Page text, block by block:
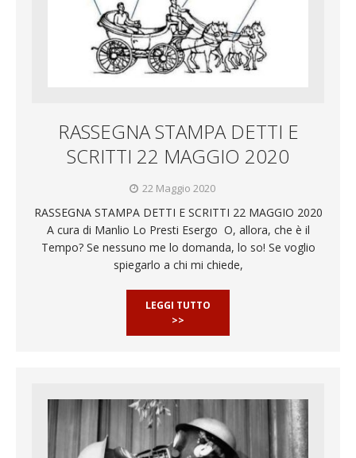
RASSEGNA STAMPA DETTI E
SCRITTI 22 MAGGIO 2020
22 Maggio 2020
RASSEGNA STAMPA DETTI E SCRITTI 22 MAGGIO 2020
A cura di Manlio Lo Presti Esergo O, allora, che è il
Tempo? Se nessuno me lo domanda, lo so! Se voglio
spiegarlo a chi mi chiede,
LEGGI TUTTO
>>